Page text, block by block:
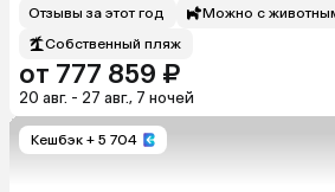
Отзывы за этот год
Можно с
Собственный пляж
от 777 859 ₽
20 авг. - 27 авг., 7 ночей
Кешбэк + 5 704